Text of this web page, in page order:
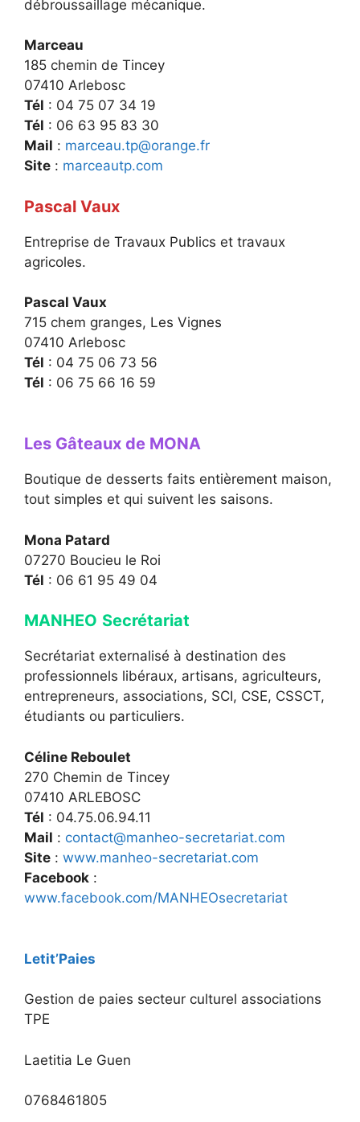
débroussaillage mécanique.
Marceau
185 chemin de Tincey
07410 Arlebosc
Tél : 04 75 07 34 19
Tél : 06 63 95 83 30
Mail : marceau.tp@orange.fr
Site : marceautp.com
Pascal Vaux
Entreprise de Travaux Publics et travaux
agricoles.
Pascal Vaux
715 chem granges, Les Vignes
07410 Arlebosc
Tél : 04 75 06 73 56
Tél : 06 75 66 16 59
Les Gâteaux de MONA
Boutique de desserts faits entièrement maison,
tout simples et qui suivent les saisons.
Mona Patard
07270 Boucieu le Roi
Tél : 06 61 95 49 04
MANHEO Secrétariat
Secrétariat externalisé à destination des
professionnels libéraux, artisans, agriculteurs,
entrepreneurs, associations, SCI, CSE, CSSCT,
étudiants ou particuliers.
Céline Reboulet
270 Chemin de Tincey
07410 ARLEBOSC
Tél : 04.75.06.94.11
Mail : contact@manheo-secretariat.com
Site : www.manheo-secretariat.com
Facebook :
www.facebook.com/MANHEOsecretariat
Letit’Paies
Gestion de paies secteur culturel associations
TPE
Laetitia Le Guen
0768461805